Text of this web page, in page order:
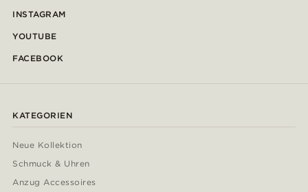
INSTAGRAM
YOUTUBE
FACEBOOK
KATEGORIEN
Neue Kollektion
Schmuck & Uhren
Anzug Accessoires